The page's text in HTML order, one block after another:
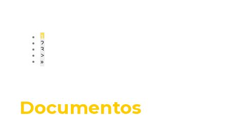
1
2
3
>
»
Documentos